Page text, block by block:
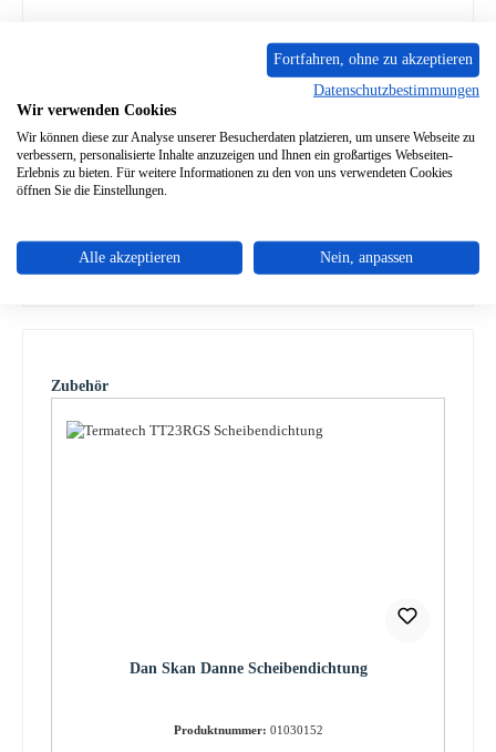
Original Sichtscheibe für den Kaminofen Dan Skan Danne Dan
Skan Danne Sichtscheibe Eckdaten: Scheibe, Kaminscheibe
Maße… Mehr
Eigenschaften
Produktgalerie überspringen
Zubehör
Dan Skan Danne Scheibendichtung
Produktnummer: 01030152
Fortfahren, ohne zu akzeptieren
Datenschutzbestimmungen
Wir verwenden Cookies
Wir können diese zur Analyse unserer Besucherdaten platzieren, um unsere Webseite zu
verbessern, personalisierte Inhalte anzuzeigen und Ihnen ein großartiges Webseiten-
Erlebnis zu bieten. Für weitere Informationen zu den von uns verwendeten Cookies
öffnen Sie die Einstellungen.
Alle akzeptieren Nein, anpassen